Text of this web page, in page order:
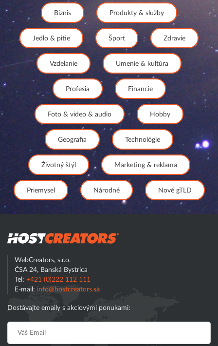
Biznis Produkty & služby
Jedlo & pitie Šport Zdravie
Vzdelanie Umenie & kultúra
Profesia Financie
Foto & video & audio Hobby
Geografia Technológie
Životný štýl Marketing & reklama
Priemysel Národné Nové gTLD
WebCreators, s.r.o.
ČSA 24, Banská Bystrica
Tel: +421 (0)222 112 111
E-mail: info@hostcreators.sk
Dostávajte emaily s akciovými ponukami: